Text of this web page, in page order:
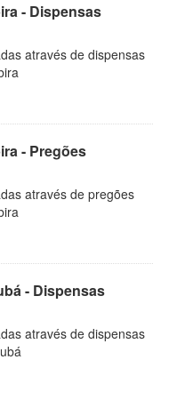
- Dispensas
através de dispensas
- Pregões
através de pregões
- Dispensas
através de dispensas